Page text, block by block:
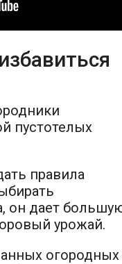
пустотелых
правила
он дает
урожай.
огородных